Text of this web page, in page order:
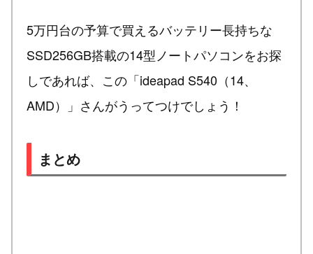
5万円台の予算で買えるバッテリー長持ちな
SSD256GB搭載の14型ノートパソコンをお探
しであれば、この「ideapad S540（14、
AMD）」さんがうってつけでしょう！
まとめ